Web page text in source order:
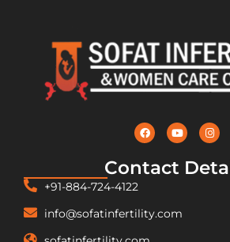
Contact
+91-884-724-4122
info@sofatinfertility.com